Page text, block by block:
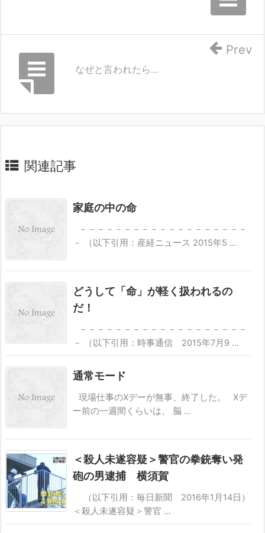
なぜと言われたら…
Prev
関連記事
家庭の中の命
－－－－－－－－－－－－－－－－－－－
－ （以下引用：産経ニュース 2015年5 ...
どうして「命」が軽く扱われるの
だ！
－－－－－－－－－－－－－－－－－－－
－ （以下引用：時事通信 2015年7月9 ...
通常モード
現場仕事のXデーが無事、終了した。 Xデ
ー前の一週間くらいは、 脳 ...
＜殺人未遂容疑＞警官の拳銃奪い発
砲の男逮捕 横須賀
（以下引用：毎日新聞 2016年1月14日）
＜殺人未遂容疑＞警官 ...